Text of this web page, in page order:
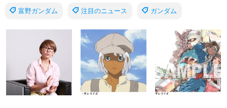
富野ガンダム 注目のニュース ガンダム